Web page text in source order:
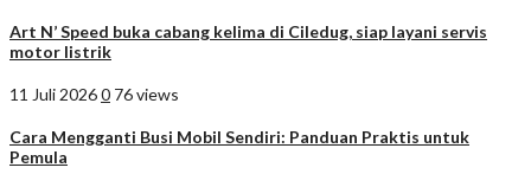
Art N’ Speed buka cabang kelima di Ciledug, siap layani servis
motor listrik
11 Juli 20260 76 views
Cara Mengganti Busi Mobil Sendiri: Panduan Praktis untuk
Pemula